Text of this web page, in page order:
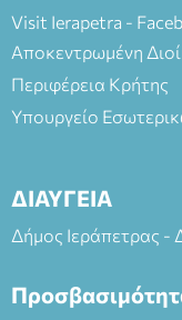
Visit Ierapetra -
Αποκεντρωμένη
Περιφέρεια Κρήτης
Υπουργείο
ΔΙΑΥΓΕΙΑ
Δήμος Ιεράπετρας -